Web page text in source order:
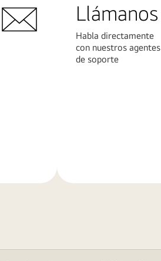
Llámanos
Habla directamente
con nuestros agentes
de soporte